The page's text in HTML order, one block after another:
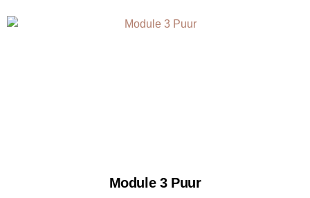
Module 3 Puur